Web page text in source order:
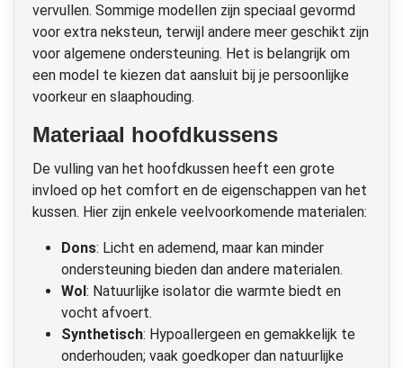
vervullen. Sommige modellen zijn speciaal gevormd
voor extra neksteun, terwijl andere meer geschikt zijn
voor algemene ondersteuning. Het is belangrijk om
een model te kiezen dat aansluit bij je persoonlijke
voorkeur en slaaphouding.
Materiaal hoofdkussens
De vulling van het hoofdkussen heeft een grote
invloed op het comfort en de eigenschappen van het
kussen. Hier zijn enkele veelvoorkomende materialen:
Dons: Licht en ademend, maar kan minder
ondersteuning bieden dan andere materialen.
Wol: Natuurlijke isolator die warmte biedt en
vocht afvoert.
Synthetisch: Hypoallergeen en gemakkelijk te
onderhouden; vaak goedkoper dan natuurlijke